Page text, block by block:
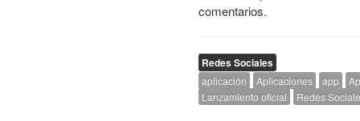
comentarios.
Redes Sociales
aplicación Aplicaciones app
Lanzamiento oficial
Redes